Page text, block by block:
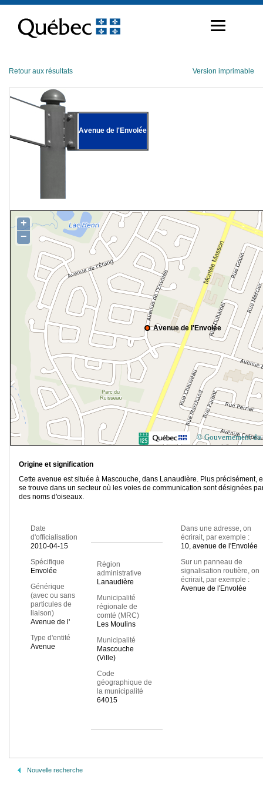
contenu
Retour aux résultats Version imprimable
Avenue de l'Envolée
Avenue de l'Envolée
+
−
© Gouvernement du
Origine et signification
Cette avenue est située à Mascouche, dans Lanaudière. Plus précisément,
se trouve dans un secteur où les voies de communication sont désignées
des noms d'oiseaux.
Date
d'officialisation
2010-04-15
Spécifique
Envolée
Générique
(avec ou sans
particules de
liaison)
Avenue de l'
Type d'entité
Avenue
Région
administrative
Lanaudière
Municipalité
régionale de
comté (MRC)
Les Moulins
Municipalité
Mascouche
(Ville)
Code
géographique de
la municipalité
64015
Dans une adresse, on
écrirait, par exemple :
10, avenue de l'Envolée
Sur un panneau de
signalisation routière, on
écrirait, par exemple :
Avenue de l'Envolée
Nouvelle recherche